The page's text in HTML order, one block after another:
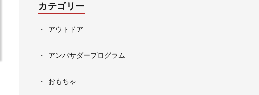
カテゴリー
アウトドア
アンバサダープログラム
おもちゃ